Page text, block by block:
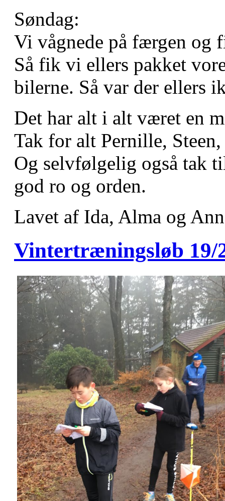
Søndag:
Vi vågnede på færgen og
Så fik vi ellers pakket
bilerne. Så var der ellers
Det har alt i alt været en
Tak for alt Pernille,
Og selvfølgelig også tak
god ro og orden.
Lavet af Ida, Alma og
Vintertræningsløb 19/